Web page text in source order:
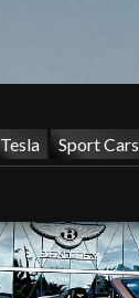
Tesla Sport Cars